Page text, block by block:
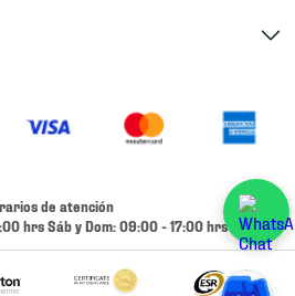
Marketplace
de atención
hrs Sáb y Dom: 09:00 - 17:00 hrs